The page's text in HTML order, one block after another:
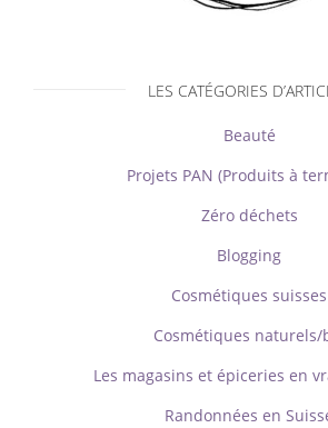
LES CATÉGORIES
Beauté
Projets PAN (Produits à
Zéro déchets
Blogging
Cosmétiques suisses
Cosmétiques naturels/
Les magasins et épiceries en
Randonnées en